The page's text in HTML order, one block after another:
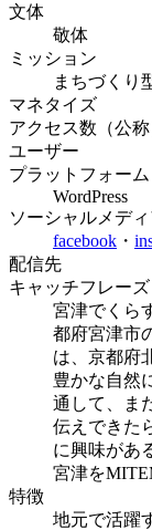
文体
敬体
ミッション
まちづくり
マネタイズ
アクセス数（公称
ユーザー
プラットフォーム
WordPress
ソーシャルメデ
facebook ・
配信先
キャッチフレーズ
宮津でくら
都府宮津市
は、京都府
豊かな自然
通して、ま
伝えできた
に興味があ
宮津を
特徴
地元で活躍